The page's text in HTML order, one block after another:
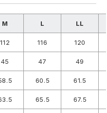
M L LL
112 116 120
45 47 49
60.5 61.5
65.5 67.5